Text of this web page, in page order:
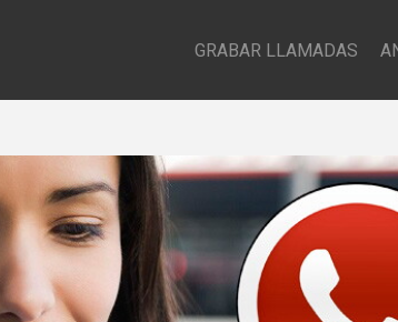
GRABAR LLAMADAS